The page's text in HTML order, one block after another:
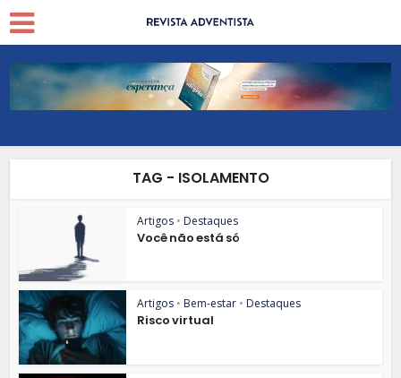
TAG - ISOLAMENTO
Artigos • Destaques
Você não está só
Artigos • Bem-estar • Destaques
Risco virtual